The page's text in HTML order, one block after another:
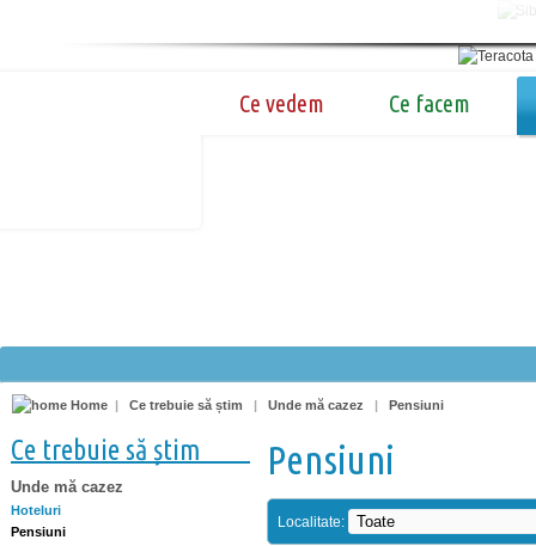
Ce vedem Ce facem
Home | Ce trebuie să știm | Unde mă cazez | Pensiuni
Ce trebuie să știm
Unde mă cazez
Hoteluri
Pensiuni
Pensiuni
Localitate: